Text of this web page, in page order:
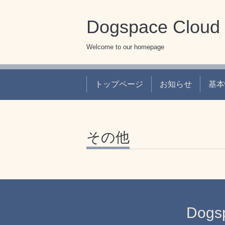
Dogspace
Welcome to our homepage
トップページ お知らせ 基
その他